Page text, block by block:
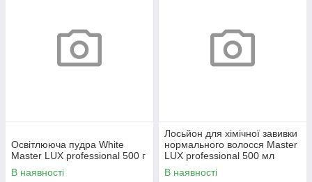
Освітлююча пудра White
Master LUX professional 500 г
В наявності
Лосьйон для хімічної завивки
нормального волосся Master
LUX professional 500 мл
В наявності